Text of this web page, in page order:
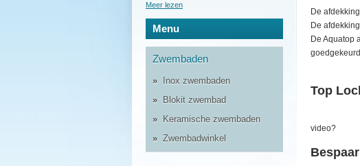
De
De
De Aquatop
Top
video?
Meer lezen
Menu
Zwembaden
Inox zwembaden
Blokit zwembad
Keramische zwembaden
Zwembadwinkel